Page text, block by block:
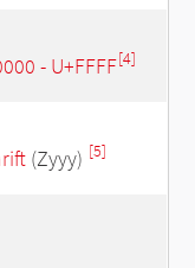
- U+FFFF[4]
(Zyyy) [5]